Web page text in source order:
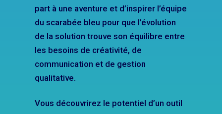
part à une aventure et d’inspirer l’équipe
du scarabée bleu pour que l’évolution
de la solution trouve son équilibre entre
les besoins de créativité, de
communication et de gestion
qualitative.
Vous découvrirez le potentiel d’un outil